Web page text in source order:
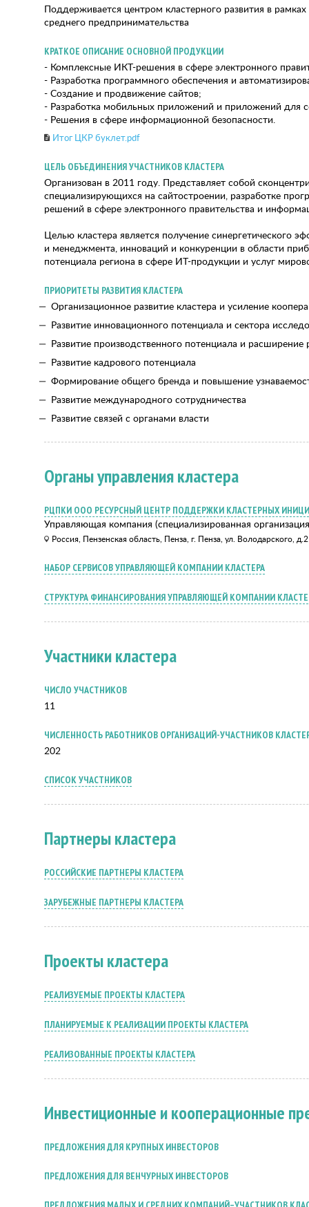
Поддерживается центром кластерного развития в
среднего предпринимательства
КРАТКОЕ ОПИСАНИЕ ОСНОВНОЙ ПРОДУКЦИИ
- Комплексные ИКТ-решения в сфере электронного
- Разработка программного обеспечения и
- Создание и продвижение сайтов;
- Разработка мобильных приложений и приложений для
- Решения в сфере информационной безопасности.
Итог ЦКР буклет.pdf
ЦЕЛЬ ОБЪЕДИНЕНИЯ УЧАСТНИКОВ КЛАСТЕРА
Организован в 2011 году. Представляет собой
специализирующихся на сайтостроении, разработке
решений в сфере электронного правительства и
Целью кластера является получение синергетического
и менеджмента, инноваций и конкуренции в области
потенциала региона в сфере ИТ-продукции и услуг
ПРИОРИТЕТЫ РАЗВИТИЯ КЛАСТЕРА
Организационное развитие кластера и усиление
Развитие инновационного потенциала и сектора
Развитие производственного потенциала и
Развитие кадрового потенциала
Формирование общего бренда и повышение
Развитие международного сотрудничества
Развитие связей с органами власти
Органы управления кластера
РЦПКИ ООО РЕСУРСНЫЙ ЦЕНТР ПОДДЕРЖКИ КЛАСТЕРНЫХ
Управляющая компания (специализированная
Россия, Пензенская область, Пенза, г. Пенза, ул. Володарского, д.2
НАБОР СЕРВИСОВ УПРАВЛЯЮЩЕЙ КОМПАНИИ КЛАСТЕРА
СТРУКТУРА ФИНАНСИРОВАНИЯ УПРАВЛЯЮЩЕЙ КОМПАНИИ
Участники кластера
ЧИСЛО УЧАСТНИКОВ
11
ЧИСЛЕННОСТЬ РАБОТНИКОВ ОРГАНИЗАЦИЙ-УЧАСТНИКОВ
202
СПИСОК УЧАСТНИКОВ
Партнеры кластера
РОССИЙСКИЕ ПАРТНЕРЫ КЛАСТЕРА
ЗАРУБЕЖНЫЕ ПАРТНЕРЫ КЛАСТЕРА
Проекты кластера
РЕАЛИЗУЕМЫЕ ПРОЕКТЫ КЛАСТЕРА
ПЛАНИРУЕМЫЕ К РЕАЛИЗАЦИИ ПРОЕКТЫ КЛАСТЕРА
РЕАЛИЗОВАННЫЕ ПРОЕКТЫ КЛАСТЕРА
Инвестиционные и кооперационные
ПРЕДЛОЖЕНИЯ ДЛЯ КРУПНЫХ ИНВЕСТОРОВ
ПРЕДЛОЖЕНИЯ ДЛЯ ВЕНЧУРНЫХ ИНВЕСТОРОВ